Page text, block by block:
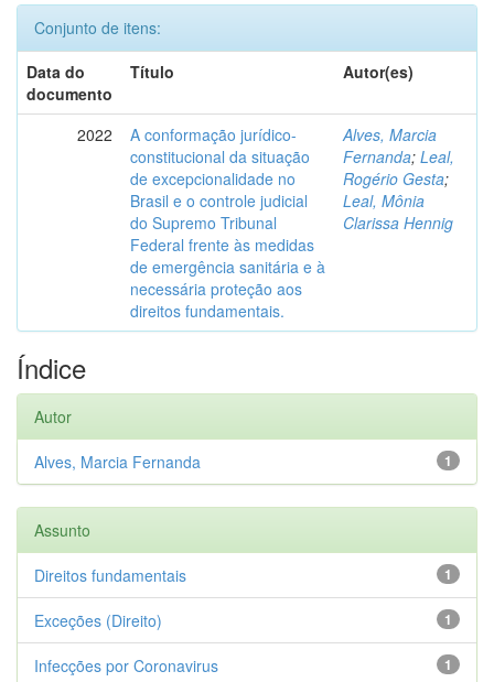
Conjunto de itens:
Data do
documento
Título Autor(es)
2022
A conformação jurídico-
constitucional da situação
de excepcionalidade no
Brasil e o controle judicial
do Supremo Tribunal
Federal frente às medidas
de emergência sanitária e à
necessária proteção aos
direitos fundamentais.
Alves, Marcia
Fernanda; Leal,
Rogério Gesta;
Leal, Mônia
Clarissa Hennig
Índice
Autor
1
Alves, Marcia Fernanda
Assunto
1
Direitos fundamentais
1
Exceções (Direito)
1
Infecções por Coronavirus